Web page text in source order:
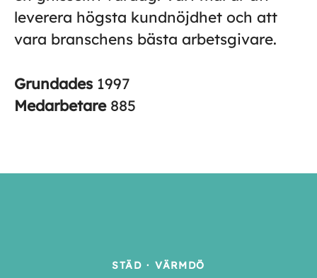
leverera högsta kundnöjdhet och att
vara branschens bästa arbetsgivare.
Grundades 1997
Medarbetare 885
STÄD · VÄRMDÖ